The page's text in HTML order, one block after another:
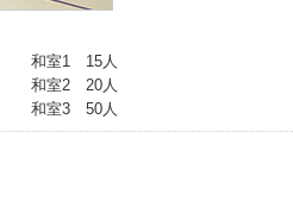
和室1 15人
和室2 20人
和室3 50人